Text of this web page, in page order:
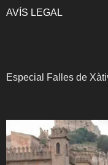
AVÍS LEGAL
Especial Falles de